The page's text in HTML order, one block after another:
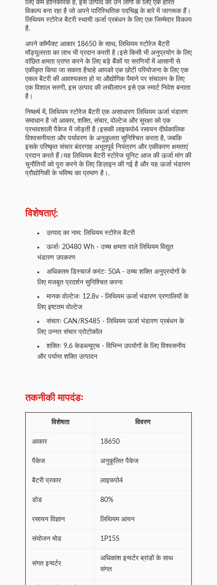
लिए कम हानिकारक हैं, इस उत्पाद को उन लोगों के लिए एक हरित
विकल्प बना रहा है जो अपने पारिस्थितिक पदचिह्न के बारे में जागरूक हैं।
लिथियम स्टोरेज बैटरी स्थायी ऊर्जा प्रबंधन के लिए एक जिम्मेदार विकल्प
है.
अपने कॉम्पैक्ट आकार 18650 के साथ, लिथियम स्टोरेज बैटरी
मॉड्यूलरता का लाभ भी प्रदान करती है।इसे किसी भी अनुप्रयोग के लिए
वांछित क्षमता प्राप्त करने के लिए बड़े बैंकों या सरणियों में आसानी से
एकीकृत किया जा सकता हैचाहे आपको एक छोटी परियोजना के लिए एक
एकल बैटरी की आवश्यकता हो या औद्योगिक पैमाने पर संचालन के लिए
एक विशाल सरणी, इस उत्पाद की लचीलापन इसे एक स्मार्ट निवेश बनाता
है।
निष्कर्ष में, लिथियम स्टोरेज बैटरी एक असाधारण लिथियम ऊर्जा भंडारण
समाधान है जो आकार, शक्ति, संचार, वोल्टेज और सुरक्षा को एक
प्रभावशाली पैकेज में जोड़ती है।इसकी लाइफपो4 रसायन दीर्घकालिक
विश्वसनीयता और पर्यावरण के अनुकूलता सुनिश्चित करता है, जबकि
इसके परिष्कृत संचार बंदरगाह अभूतपूर्व नियंत्रण और एकीकरण क्षमताएं
प्रदान करते हैं।यह लिथियम बैटरी स्टोरेज यूनिट आज की ऊर्जा मांग की
चुनौतियों को पूरा करने के लिए डिज़ाइन की गई है और यह ऊर्जा भंडारण
प्रौद्योगिकी के भविष्य का प्रमाण है।.
विशेषताएं:
उत्पाद का नाम: लिथियम स्टोरेज बैटरी
ऊर्जाः 20480 Wh - उच्च क्षमता वाले लिथियम विद्युत
भंडारण उपकरण
अधिकतम डिस्चार्ज करंटः 50A - उच्च शक्ति अनुप्रयोगों के
लिए मजबूत प्रदर्शन सुनिश्चित करना
मानक वोल्टेजः 12.8v - लिथियम ऊर्जा भंडारण प्रणालियों के
लिए इष्टतम वोल्टेज
संचारः CAN/RS485 - लिथियम ऊर्जा भंडारण प्रबंधन के
लिए उन्नत संचार प्रोटोकॉल
शक्तिः 9.6 केडब्ल्यूएच - विभिन्न उपयोगों के लिए विश्वसनीय
और पर्याप्त शक्ति उत्पादन
तकनीकी मापदंडः
विशेषता विवरण
आकार 18650
पैकेज अनुकूलित पैकेज
बैटरी प्रकार लाइफपो4
डोड 80%
रसायन विज्ञान लिथियम आयन
संयोजन मोड 1P15S
संगत इन्वर्टर
अधिकांश इन्वर्टर ब्रांडों के साथ
संगत